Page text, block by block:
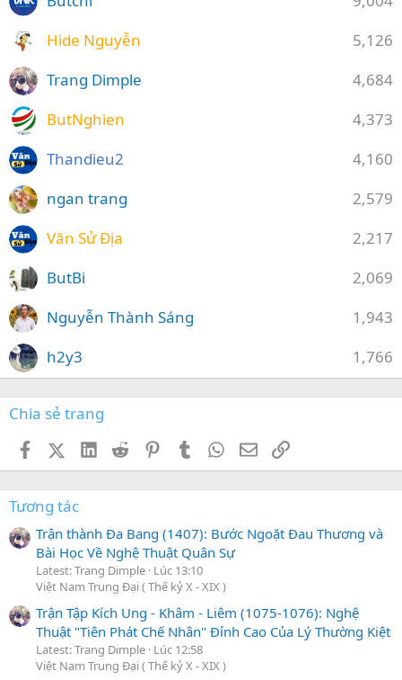
5,126
Hide Nguyễn
4,684
Trang Dimple
4,373
ButNghien
4,160
Thandieu2
2,579
ngan trang
2,217
Văn Sử Địa
2,069
ButBi
1,943
Nguyễn Thành Sáng
1,766
h2y3
Chia sẻ trang
FacebookX (Twitter)
LinkedIn
Reddit PinterestTumblr WhatsApp
EmailLink
Tương tác
Trận thành Đa Bang (1407): Bước Ngoặt Đau Thương và
Bài Học Về Nghệ Thuật Quân Sự
Latest: Trang Dimple Lúc 13:10
Việt Nam Trung Đại ( Thế kỷ X - XIX )
Trận Tập Kích Ung - Khâm - Liêm (1075-1076): Nghệ
Thuật "Tiên Phát Chế Nhân" Đỉnh Cao Của Lý Thường Kiệt
Latest: Trang Dimple Lúc 12:58
Việt Nam Trung Đại ( Thế kỷ X - XIX )